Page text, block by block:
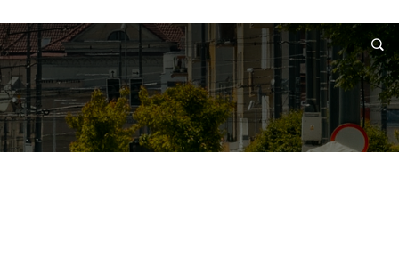
WNIOSKI I REKLAMACJE KONTAKT